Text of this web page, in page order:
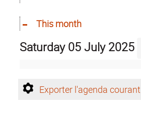
This month
Saturday 05 July 2025
Exporter l'agenda courant